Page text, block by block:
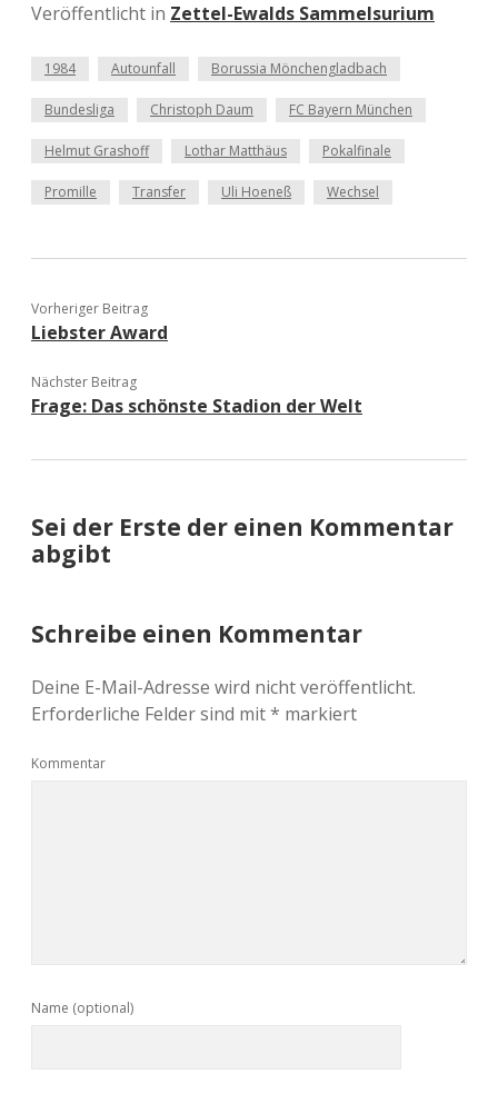
Veröffentlicht in Zettel-Ewalds Sammelsurium
1984 Autounfall Borussia Mönchengladbach
Bundesliga Christoph Daum FC Bayern München
Helmut Grashoff Lothar Matthäus Pokalfinale
Promille Transfer Uli Hoeneß Wechsel
Vorheriger Beitrag
Liebster Award
Nächster Beitrag
Frage: Das schönste Stadion der Welt
Sei der Erste der einen Kommentar
abgibt
Schreibe einen Kommentar
Deine E-Mail-Adresse wird nicht veröffentlicht.
Erforderliche Felder sind mit* markiert
Kommentar
Name (optional)